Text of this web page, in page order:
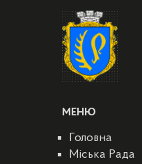
МЕНЮ
Головна
Міська Рада